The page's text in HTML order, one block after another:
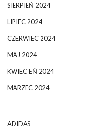
SIERPIEŃ 2024
LIPIEC 2024
CZERWIEC 2024
MAJ 2024
KWIECIEŃ 2024
MARZEC 2024
ADIDAS